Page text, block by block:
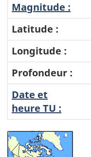
Magnitude :
Latitude :
Longitude :
Profondeur :
Date et
heure TU :